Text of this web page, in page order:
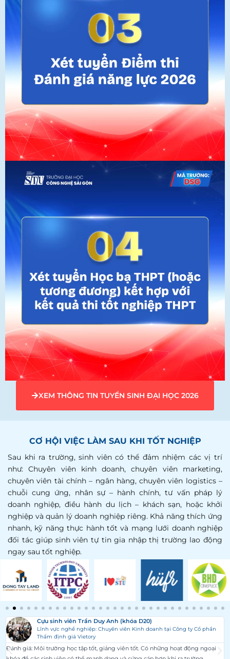
XEM THÔNG TIN TUYỂN SINH ĐẠI HỌC 2026
CƠ HỘI VIỆC LÀM SAU KHI TỐT NGHIỆP
Sau khi ra trường, sinh viên có thể đảm nhiệm các vị trí
như: Chuyên viên kinh doanh, chuyên viên marketing,
chuyên viên tài chính – ngân hàng, chuyên viên logistics –
chuỗi cung ứng, nhân sự – hành chính, tư vấn pháp lý
doanh nghiệp, điều hành du lịch – khách sạn, hoặc khởi
nghiệp và quản lý doanh nghiệp riêng. Khả năng thích ứng
nhanh, kỹ năng thực hành tốt và mạng lưới doanh nghiệp
đối tác giúp sinh viên tự tin gia nhập thị trường lao động
ngay sau tốt nghiệp.
Cựu sinh viên Trần Duy Anh (khóa D20)
Lĩnh vực nghề nghiệp: Chuyên viên Kinh doanh tại Công ty Cổ phần
Thẩm định giá Vietory
Đánh giá: Môi trường học tập tốt, giảng viên tốt. Có những hoạt động ngoại